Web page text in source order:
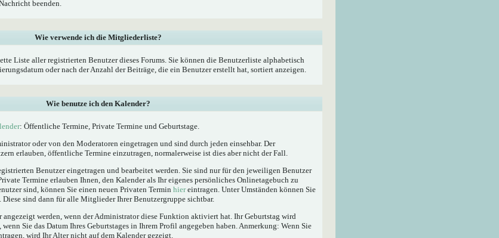
beenden.
Wie verwende ich die Mitgliederliste?
Liste aller registrierten Benutzer dieses Forums. Sie können die Benutzerliste alphabetisch
oder nach der Anzahl der Beiträge, die ein Benutzer erstellt hat, sortiert anzeigen.
Wie benutze ich den Kalender?
: Öffentliche Termine, Private Termine und Geburtstage.
oder von den Moderatoren eingetragen und sind durch jeden einsehbar. Der
erlauben, öffentliche Termine einzutragen, normalerweise ist dies aber nicht der Fall.
Benutzer eingetragen und bearbeitet werden. Sie sind nur für den jeweiligen Benutzer
Termine erlauben Ihnen, den Kalender als Ihr eigenes persönliches Onlinetagebuch zu
sind, können Sie einen neuen Privaten Termin hiereintragen. Unter Umständen können Sie
sind dann für alle Mitglieder Ihrer Benutzergruppe sichtbar.
angezeigt werden, wenn der Administrator diese Funktion aktiviert hat. Ihr Geburtstag wird
Sie das Datum Ihres Geburtstages in Ihrem Profil angegeben haben. Anmerkung: Wenn Sie
wird Ihr Alter nicht auf dem Kalender gezeigt.